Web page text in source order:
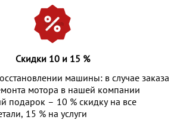
Скидки 10 и 15 %
машины: в случае заказа
мотора в нашей компании
подарок – 10 % скидку на все
15 % на услуги